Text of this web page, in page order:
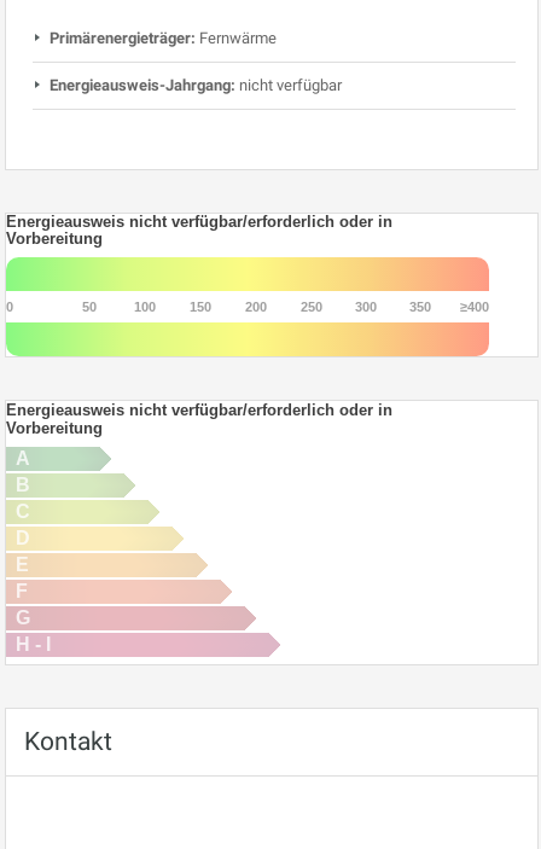
Primärenergieträger: Fernwärme
Energieausweis-Jahrgang: nicht verfügbar
Energieausweis nicht verfügbar/erforderlich oder in
Vorbereitung
0 50 100 150 200 250 300 350 ≥400
Energieausweis nicht verfügbar/erforderlich oder in
Vorbereitung
A
B
C
D
E
F
G
H - I
Kontakt